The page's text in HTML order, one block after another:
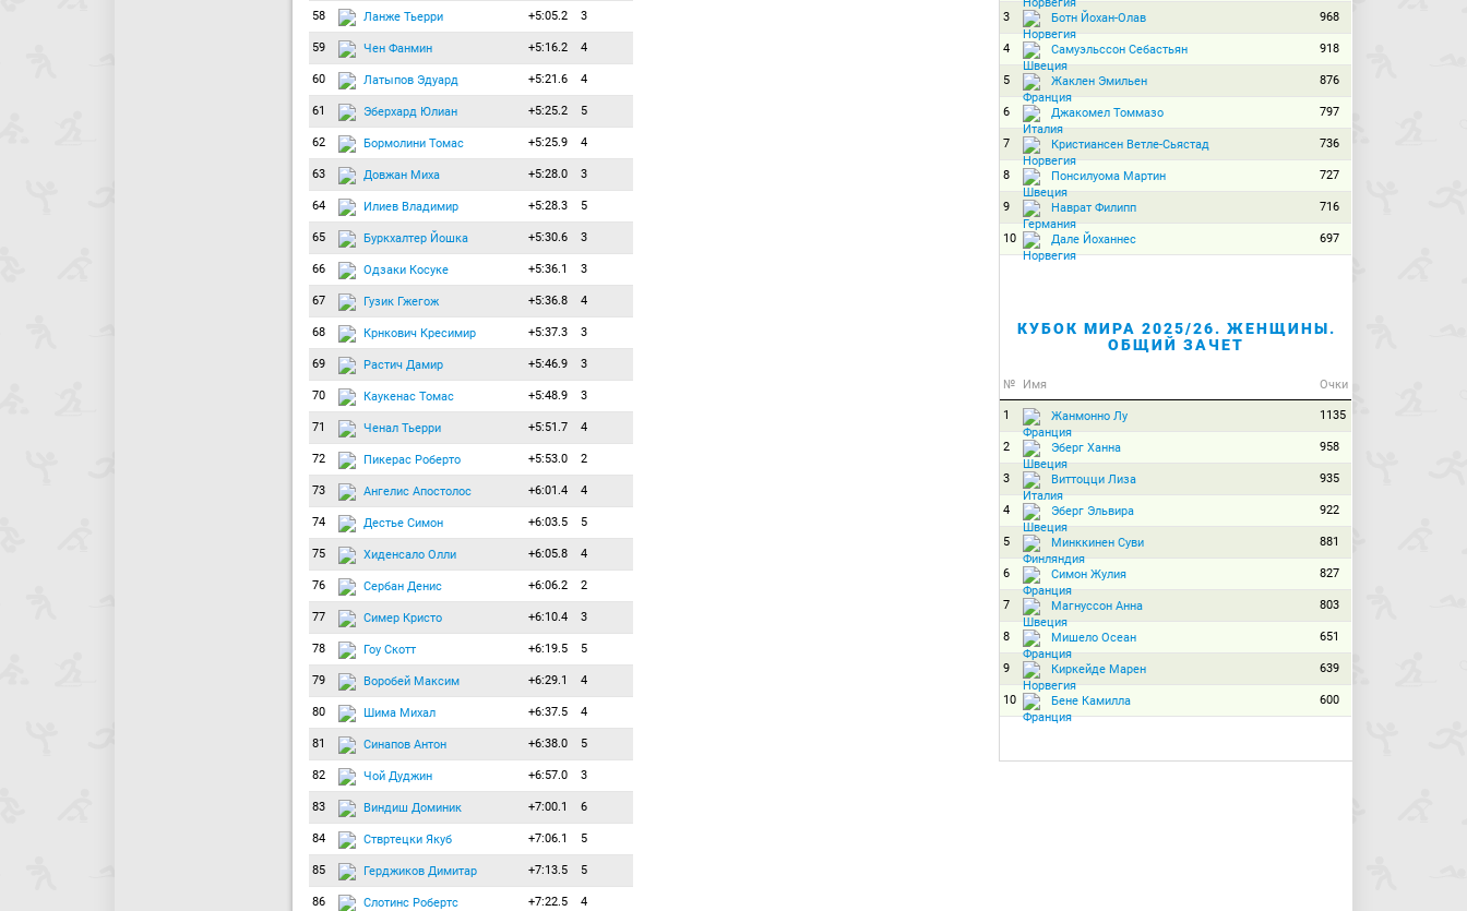
58 Ланже Тьерри +5:05.2 3
59 Чен Фанмин +5:16.2 4
60 Латыпов Эдуард +5:21.6 4
61 Эберхард Юлиан +5:25.2 5
62 Бормолини Томас +5:25.9 4
63 Довжан Миха +5:28.0 3
64 Илиев Владимир +5:28.3 5
65 Буркхалтер Йошка +5:30.6 3
66 Одзаки Косуке +5:36.1 3
67 Гузик Гжегож +5:36.8 4
68 Крнкович Кресимир +5:37.3 3
69 Растич Дамир +5:46.9 3
70 Каукенас Томас +5:48.9 3
71 Ченал Тьерри +5:51.7 4
72 Пикерас Роберто +5:53.0 2
73 Ангелис Апостолос +6:01.4 4
74 Дестье Симон +6:03.5 5
75 Хиденсало Олли +6:05.8 4
76 Сербан Денис +6:06.2 2
77 Симер Кристо +6:10.4 3
78 Гоу Скотт +6:19.5 5
79 Воробей Максим +6:29.1 4
80 Шима Михал +6:37.5 4
81 Синапов Антон +6:38.0 5
82 Чой Дуджин +6:57.0 3
83 Виндиш Доминик +7:00.1 6
84 Ствртецки Якуб +7:06.1 5
85 Герджиков Димитар +7:13.5 5
86 Слотинс Робертс +7:22.5 4
3 Ботн Йохан-Олав 968
4 Самуэльссон Себастьян 918
5 Жаклен Эмильен 876
6 Джакомел Томмазо 797
7 Кристиансен Ветле-Сьястад 736
8 Понсилуома Мартин 727
9 Наврат Филипп 716
10 Дале Йоханнес 697
КУБОК МИРА 2025/26. ЖЕНЩИНЫ.
ОБЩИЙ ЗАЧЕТ
№ Имя Очки
1 Жанмонно Лу 1135
2 Эберг Ханна 958
3 Виттоцци Лиза 935
4 Эберг Эльвира 922
5 Минккинен Суви 881
6 Симон Жулия 827
7 Магнуссон Анна 803
8 Мишело Осеан 651
9 Киркейде Марен 639
10 Бене Камилла 600